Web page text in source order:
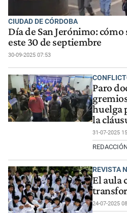
CIUDAD DE CÓRDOBA
Día de San Jerónimo:
este 30 de septiembre
30-09-2025 07:53
Paro
huelga
la
31-07-2025
REVISTA
El aula
24-07-2025